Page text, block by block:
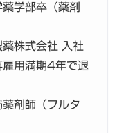
学部卒（薬剤
株式会社 入社
用満期4年で退
剤師（フルタ